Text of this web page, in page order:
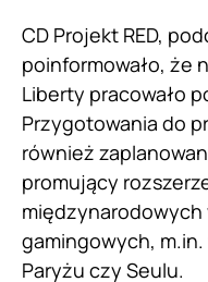
CD Projekt RED,
poinformowało, że
Liberty pracowało
Przygotowania do
również
promujący
gamingowych, m.in.
Paryżu czy Seulu.